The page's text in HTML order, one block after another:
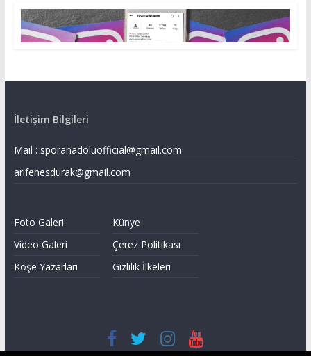
İletişim Bilgileri
Mail : sporanadoluofficial@gmail.com
arifenesdurak@gmail.com
Foto Galeri
Video Galeri
Köşe Yazarları
Künye
Çerez Politikası
Gizlilik İlkeleri